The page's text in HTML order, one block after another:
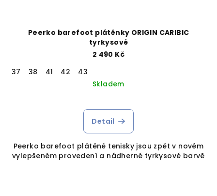
Peerko barefoot plátěnky ORIGIN CARIBIC
tyrkysové
2 490 Kč
37
38 41 42
43
Skladem
Detail
Peerko barefoot plátěné tenisky jsou zpět v novém
vylepšeném provedení a nádherné tyrkysové barvě